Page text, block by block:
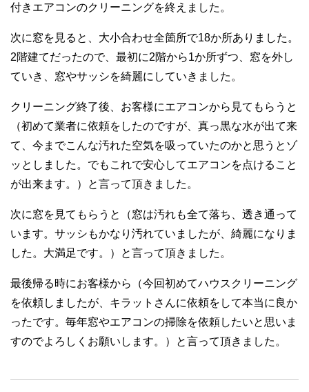
付きエアコンのクリーニングを終えました。
次に窓を見ると、大小合わせ全箇所で18か所ありました。
2階建てだったので、最初に2階から1か所ずつ、窓を外し
ていき、窓やサッシを綺麗にしていきました。
クリーニング終了後、お客様にエアコンから見てもらうと
（初めて業者に依頼をしたのですが、真っ黒な水が出て来
て、今までこんな汚れた空気を吸っていたのかと思うとゾ
ッとしました。でもこれで安心してエアコンを点けること
が出来ます。）と言って頂きました。
次に窓を見てもらうと（窓は汚れも全て落ち、透き通って
います。サッシもかなり汚れていましたが、綺麗になりま
した。大満足です。）と言って頂きました。
最後帰る時にお客様から（今回初めてハウスクリーニング
を依頼しましたが、キラットさんに依頼をして本当に良か
ったです。毎年窓やエアコンの掃除を依頼したいと思いま
すのでよろしくお願いします。）と言って頂きました。